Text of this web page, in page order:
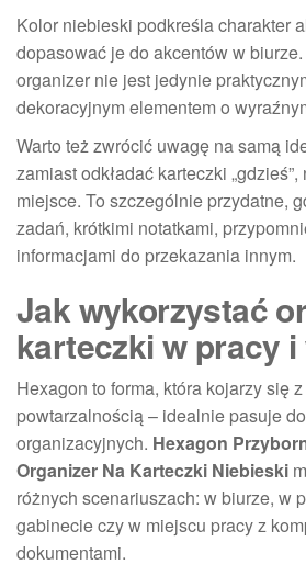
Kolor niebieski podkreśla charakter
dopasować je do akcentów w
organizer nie jest jedynie
dekoracyjnym elementem o
Warto też zwrócić uwagę na samą
zamiast odkładać karteczki
miejsce. To szczególnie przydatne,
zadań, krótkimi notatkami,
informacjami do przekazania innym.
Jak wykorzystać
karteczki w pracy
Hexagon to forma, która kojarzy się
powtarzalnością – idealnie pasuje
organizacyjnych. Hexagon
Organizer Na Karteczki Niebieski
różnych scenariuszach: w biurze, w
gabinecie czy w miejscu pracy z
dokumentami.